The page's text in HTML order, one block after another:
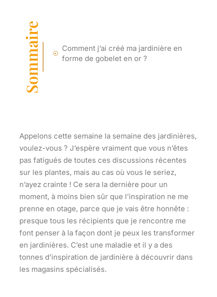
Sommaire
Comment j’ai créé ma jardinière en
forme de gobelet en or ?
Appelons cette semaine la semaine des jardinières,
voulez-vous ? J’espère vraiment que vous n’êtes
pas fatigués de toutes ces discussions récentes
sur les plantes, mais au cas où vous le seriez,
n’ayez crainte ! Ce sera la dernière pour un
moment, à moins bien sûr que l’inspiration ne me
prenne en otage, parce que je vais être honnête :
presque tous les récipients que je rencontre me
font penser à la façon dont je peux les transformer
en jardinières. C’est une maladie et il y a des
tonnes d’inspiration de jardinière à découvrir dans
les magasins spécialisés.